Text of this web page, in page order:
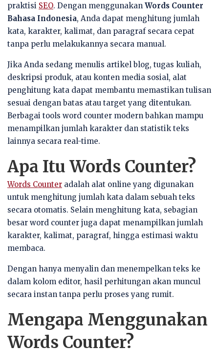
praktisi SEO. Dengan menggunakan Words Counter
Bahasa Indonesia, Anda dapat menghitung jumlah
kata, karakter, kalimat, dan paragraf secara cepat
tanpa perlu melakukannya secara manual.
Jika Anda sedang menulis artikel blog, tugas kuliah,
deskripsi produk, atau konten media sosial, alat
penghitung kata dapat membantu memastikan tulisan
sesuai dengan batas atau target yang ditentukan.
Berbagai tools word counter modern bahkan mampu
menampilkan jumlah karakter dan statistik teks
lainnya secara real-time.
Apa Itu Words Counter?
Words Counter adalah alat online yang digunakan
untuk menghitung jumlah kata dalam sebuah teks
secara otomatis. Selain menghitung kata, sebagian
besar word counter juga dapat menampilkan jumlah
karakter, kalimat, paragraf, hingga estimasi waktu
membaca.
Dengan hanya menyalin dan menempelkan teks ke
dalam kolom editor, hasil perhitungan akan muncul
secara instan tanpa perlu proses yang rumit.
Mengapa Menggunakan
Words Counter?